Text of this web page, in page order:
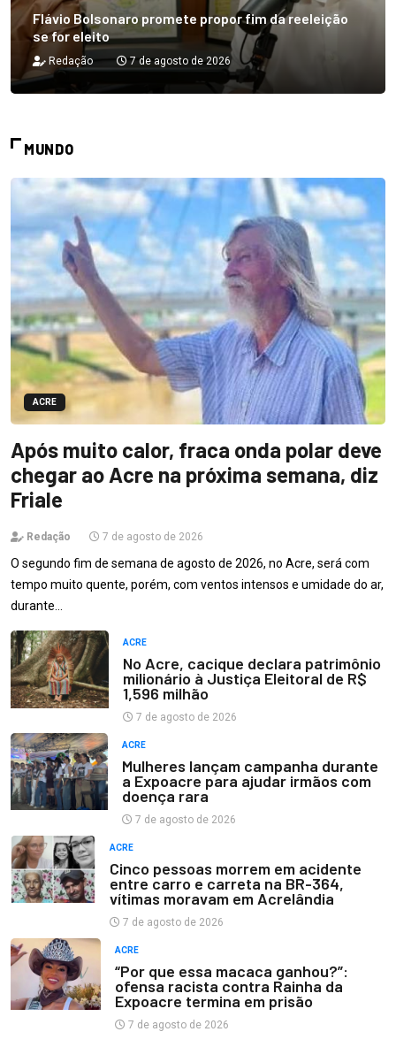
Flávio Bolsonaro promete propor fim da reeleição
se for eleito
Redação 7 de agosto de 2026
MUNDO
ACRE
Após muito calor, fraca onda polar deve
chegar ao Acre na próxima semana, diz
Friale
Redação 7 de agosto de 2026
O segundo fim de semana de agosto de 2026, no Acre, será com
tempo muito quente, porém, com ventos intensos e umidade do ar,
durante…
ACRE
No Acre, cacique declara patrimônio
milionário à Justiça Eleitoral de R$
1,596 milhão
7 de agosto de 2026
ACRE
Mulheres lançam campanha durante
a Expoacre para ajudar irmãos com
doença rara
7 de agosto de 2026
ACRE
Cinco pessoas morrem em acidente
entre carro e carreta na BR-364,
vítimas moravam em Acrelândia
7 de agosto de 2026
ACRE
“Por que essa macaca ganhou?”:
ofensa racista contra Rainha da
Expoacre termina em prisão
7 de agosto de 2026